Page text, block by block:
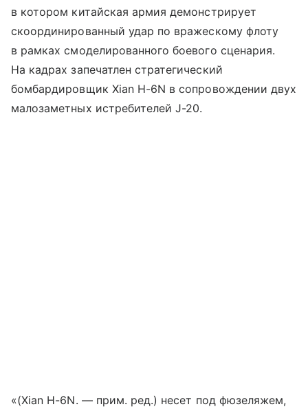
в котором китайская армия демонстрирует
скоординированный удар по вражескому флоту
в рамках смоделированного боевого сценария.
На кадрах запечатлен стратегический
бомбардировщик Xian H-6N в сопровождении двух
малозаметных истребителей J-20.
«(Xian H-6N. — прим. ред.) несет под фюзеляжем,